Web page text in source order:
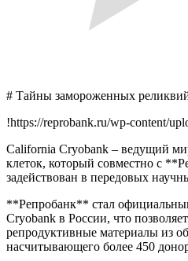
# Тайны замороженных
!https://reprobank.ru/wp-content/
California Cryobank – ведущий
клеток, который совместно с
задействован в передовых
**Репробанк** стал
Cryobank в России, что
репродуктивные материалы из
насчитывающего более 450